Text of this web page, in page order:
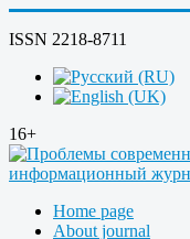
ISSN 2218-8711
16+
Home page
About journal